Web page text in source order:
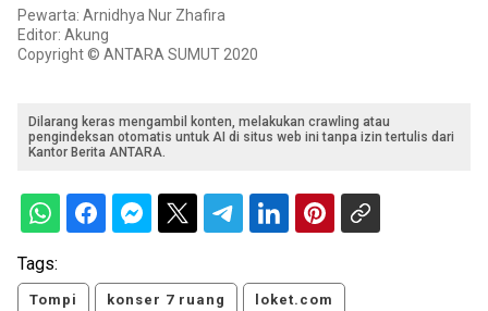
Pewarta: Arnidhya Nur Zhafira
Editor: Akung
Copyright © ANTARA SUMUT 2020
Dilarang keras mengambil konten, melakukan crawling atau
pengindeksan otomatis untuk AI di situs web ini tanpa izin tertulis dari
Kantor Berita ANTARA.
Tags:
Tompi konser 7 ruang loket.com